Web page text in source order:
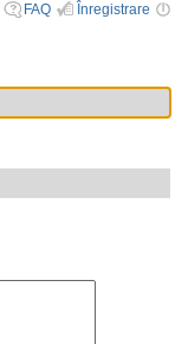
FAQ Înregistrare